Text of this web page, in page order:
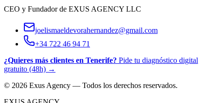
CEO y Fundador de EXUS AGENCY LLC
joelismaeldevorahernandez@gmail.com
+34 722 46 94 71
¿Quieres más clientes en Tenerife? Pide tu diagnóstico digital
gratuito (48h) →
© 2026 Exus Agency — Todos los derechos reservados.